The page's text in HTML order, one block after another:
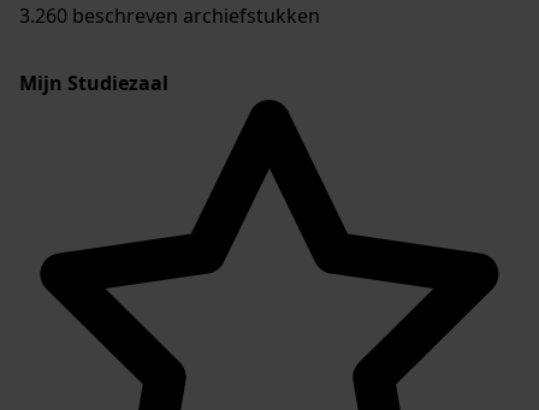
3.260 beschreven archiefstukken
Mijn Studiezaal